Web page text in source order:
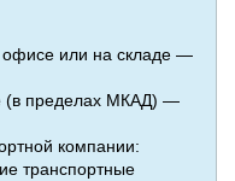
офисе или на складе —
(в пределах МКАД) —
компании:
транспортные